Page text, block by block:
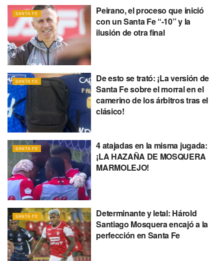
SANTA FE
Peirano, el proceso que inició
con un Santa Fe “-10” y la
ilusión de otra final
SANTA FE
De esto se trató: ¡La versión de
Santa Fe sobre el morral en el
camerino de los árbitros tras el
clásico!
SANTA FE
4 atajadas en la misma jugada:
¡LA HAZAÑA DE MOSQUERA
MARMOLEJO!
SANTA FE
Determinante y letal: Hárold
Santiago Mosquera encajó a la
perfección en Santa Fe